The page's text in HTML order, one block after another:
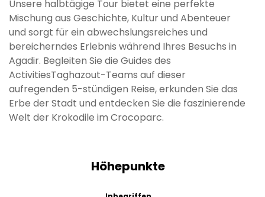
Unsere halbtägige Tour bietet eine perfekte
Mischung aus Geschichte, Kultur und Abenteuer
und sorgt für ein abwechslungsreiches und
bereicherndes Erlebnis während Ihres Besuchs in
Agadir. Begleiten Sie die Guides des
ActivitiesTaghazout-Teams auf dieser
aufregenden 5-stündigen Reise, erkunden Sie das
Erbe der Stadt und entdecken Sie die faszinierende
Welt der Krokodile im Crocoparc.
Höhepunkte